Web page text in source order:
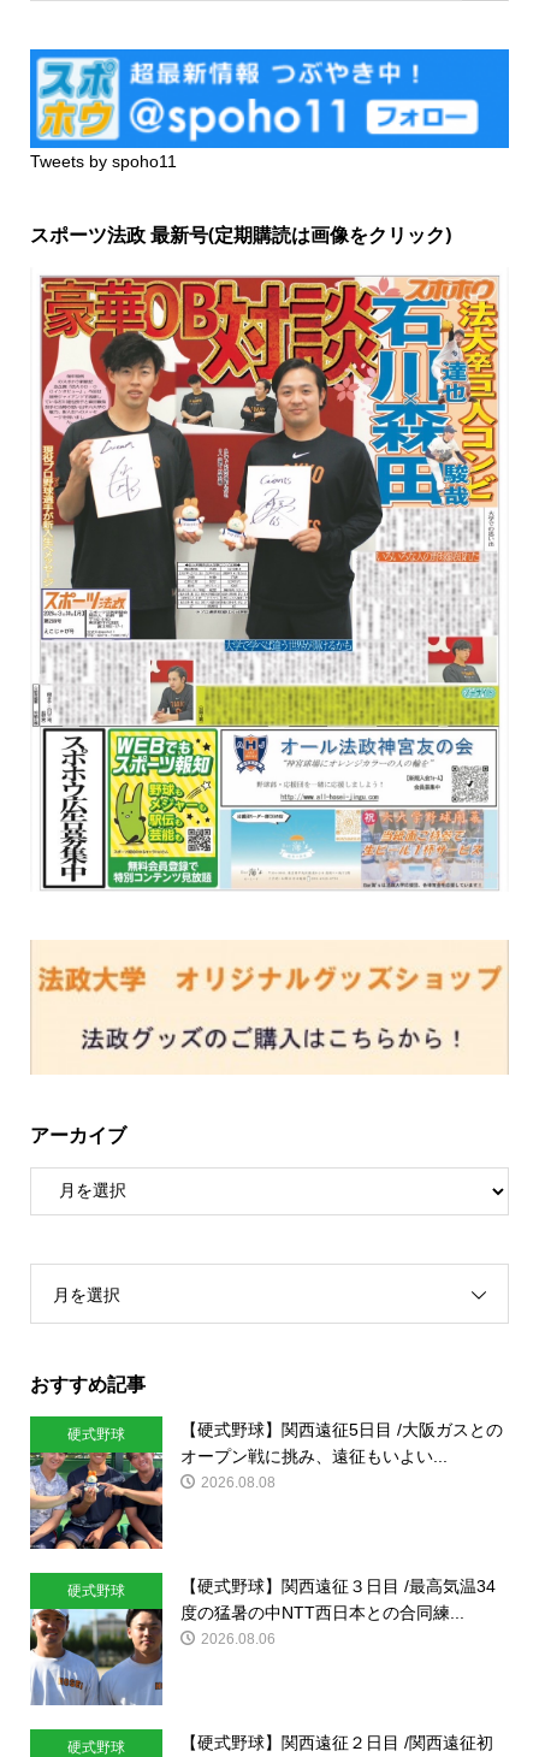
Tweets by spoho11
スポーツ法政 最新号(定期購読は画像をクリック)
アーカイブ
月を選択
おすすめ記事
硬式野球
【硬式野球】関西遠征5日目 /大阪ガスとの
オープン戦に挑み、遠征もいよい...
2026.08.08
硬式野球
【硬式野球】関西遠征３日目 /最高気温34
度の猛暑の中NTT西日本との合同練...
2026.08.06
硬式野球
【硬式野球】関西遠征２日目 /関西遠征初